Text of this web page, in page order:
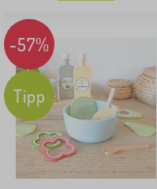
-57%
Tipp